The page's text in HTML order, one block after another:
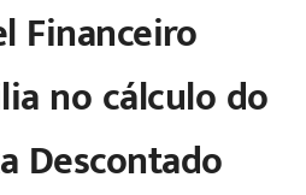
Financeiro
no cálculo do
Descontado